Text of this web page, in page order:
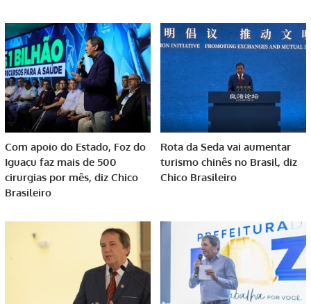
Com apoio do Estado, Foz do
Iguaçu faz mais de 500
cirurgias por mês, diz Chico
Brasileiro
Rota da Seda vai aumentar
turismo chinês no Brasil, diz
Chico Brasileiro